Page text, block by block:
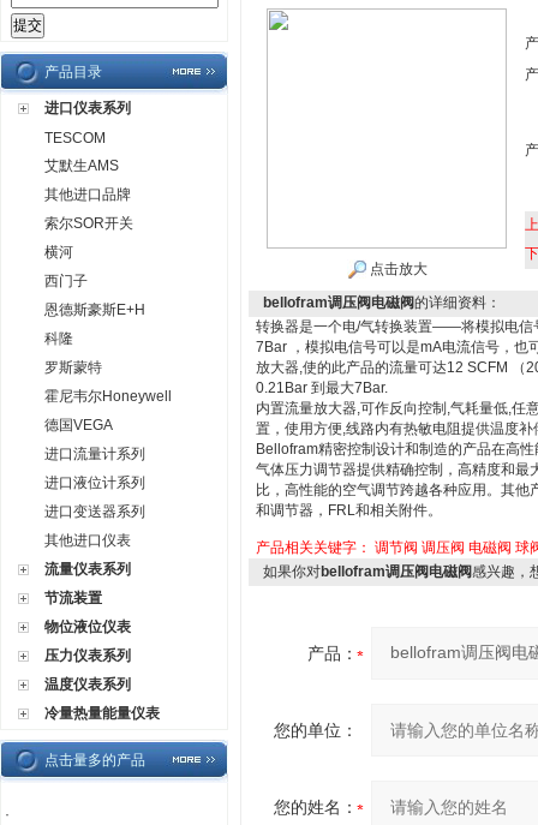
产品目录
进口仪表系列
TESCOM
艾默生AMS
其他进口品牌
索尔SOR开关
横河
西门子
恩德斯豪斯E+H
科隆
罗斯蒙特
霍尼韦尔Honeywell
德国VEGA
进口流量计系列
进口液位计系列
进口变送器系列
其他进口仪表
流量仪表系列
节流装置
物位液位仪表
压力仪表系列
温度仪表系列
冷量热量能量仪表
点击量多的产品
·
点击放大
bellofram调压阀电磁阀的详细资料：
转换器是一个电/气转换装置――将模拟电信
7Bar ，模拟电信号可以是mA电流信号，也
放大器,使的此产品的流量可达12 SCFM （
0.21Bar 到最大7Bar.
内置流量放大器,可作反向控制,气耗量低,任
置，使用方便,线路内有热敏电阻提供温度补
Bellofram精密控制设计和制造的产品在高
气体压力调节器提供精确控制，高精度和
比，高性能的空气调节跨越各种应用。其
和调节器，FRL和相关附件。
产品相关关键字： 调节阀 调压阀 电磁阀 球
如果你对bellofram调压阀电磁阀感兴趣，
产品：
您的单位：
您的姓名：